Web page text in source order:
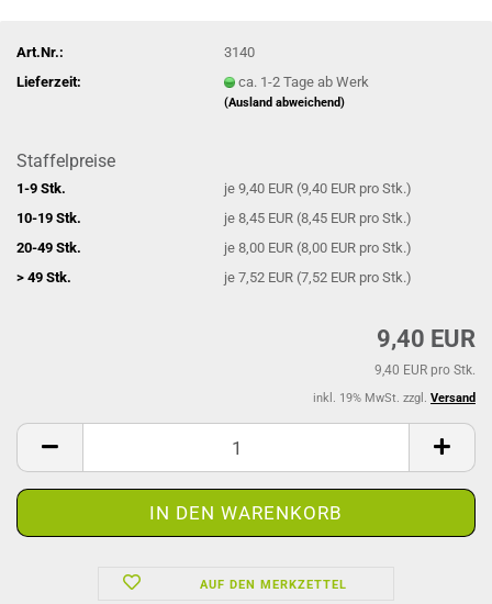
Art.Nr.:
3140
Lieferzeit:
ca. 1-2 Tage ab Werk
(Ausland abweichend)
Staffelpreise
1-9 Stk.
je 9,40 EUR (9,40 EUR pro Stk.)
10-19 Stk.
je 8,45 EUR (8,45 EUR pro Stk.)
20-49 Stk.
je 8,00 EUR (8,00 EUR pro Stk.)
> 49 Stk.
je 7,52 EUR (7,52 EUR pro Stk.)
9,40 EUR
9,40 EUR pro Stk.
inkl. 19% MwSt. zzgl. Versand
AUF DEN MERKZETTEL